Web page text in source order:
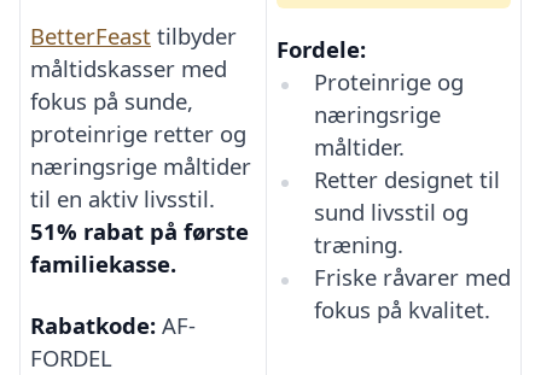
BetterFeast tilbyder
måltidskasser med
fokus på sunde,
proteinrige retter og
næringsrige måltider
til en aktiv livsstil.
51% rabat på første
familiekasse.
Rabatkode: AF-
FORDEL
Fordele:
Proteinrige og
næringsrige
måltider.
Retter designet til
sund livsstil og
træning.
Friske råvarer med
fokus på kvalitet.